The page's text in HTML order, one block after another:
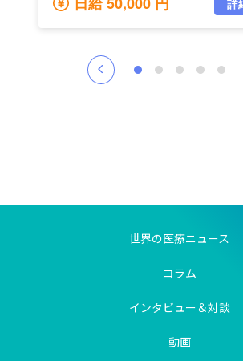
世界の医療ニュース
コラム
インタビュー＆対談
動画